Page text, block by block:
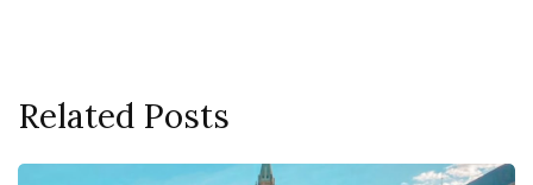
Related Posts